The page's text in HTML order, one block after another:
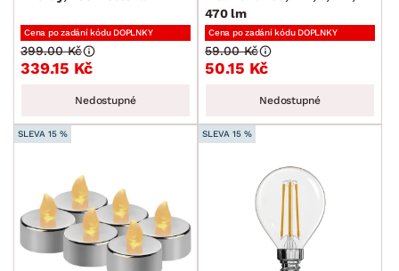
Cena po zadání kódu DOPLNKY
339.15 Kč
399.00 Kč
Nedostupné
470 lm
Cena po zadání kódu DOPLNKY
50.15 Kč
59.00 Kč
Nedostupné
SLEVA 15 % SLEVA 15 %